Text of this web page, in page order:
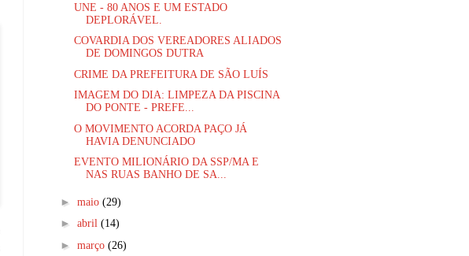
UNE - 80 ANOS E UM ESTADO
DEPLORÁVEL.
COVARDIA DOS VEREADORES ALIADOS
DE DOMINGOS DUTRA
CRIME DA PREFEITURA DE SÃO LUÍS
IMAGEM DO DIA: LIMPEZA DA PISCINA
DO PONTE - PREFE...
O MOVIMENTO ACORDA PAÇO JÁ
HAVIA DENUNCIADO
EVENTO MILIONÁRIO DA SSP/MA E
NAS RUAS BANHO DE SA...
► maio (29)
► abril (14)
► março (26)